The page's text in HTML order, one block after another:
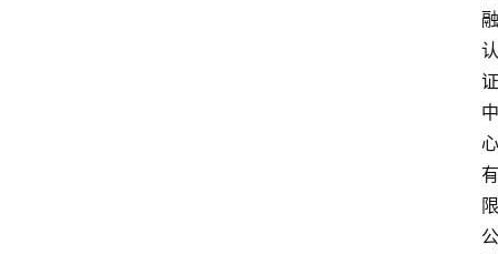
融
认
证
中
心
有
限
公